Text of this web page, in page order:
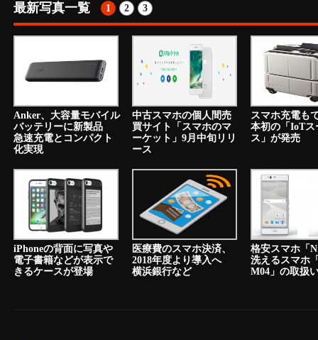
最新写真一覧 1 2 3
Anker、大容量モバイル
バッテリーに新製品
急速充電とコンパクト
化実現
中古スマホの個人間売
買サイト「スマホのマ
ーケット」9月中旬リリ
ース
スマホ充電も
本初の「IoTス
ス」が発売
iPhoneの背面に写真や
電子書籍などが表示で
きるケースが登場
医療費のスマホ決済、
2018年度より導入へ
横浜銀行など
格安スマホ
洗えるスマホ
M04」の取扱